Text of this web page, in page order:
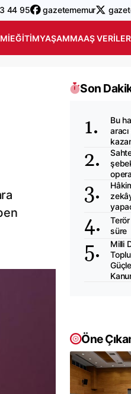
44 95 gazetememur
EĞITIMYAŞAMMAAŞ
Son
Bu
süre
Milli
Öne